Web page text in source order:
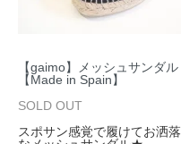
【gaimo】メッシュサンダル
【Made in Spain】
SOLD OUT
スポサン感覚で履けてお洒落